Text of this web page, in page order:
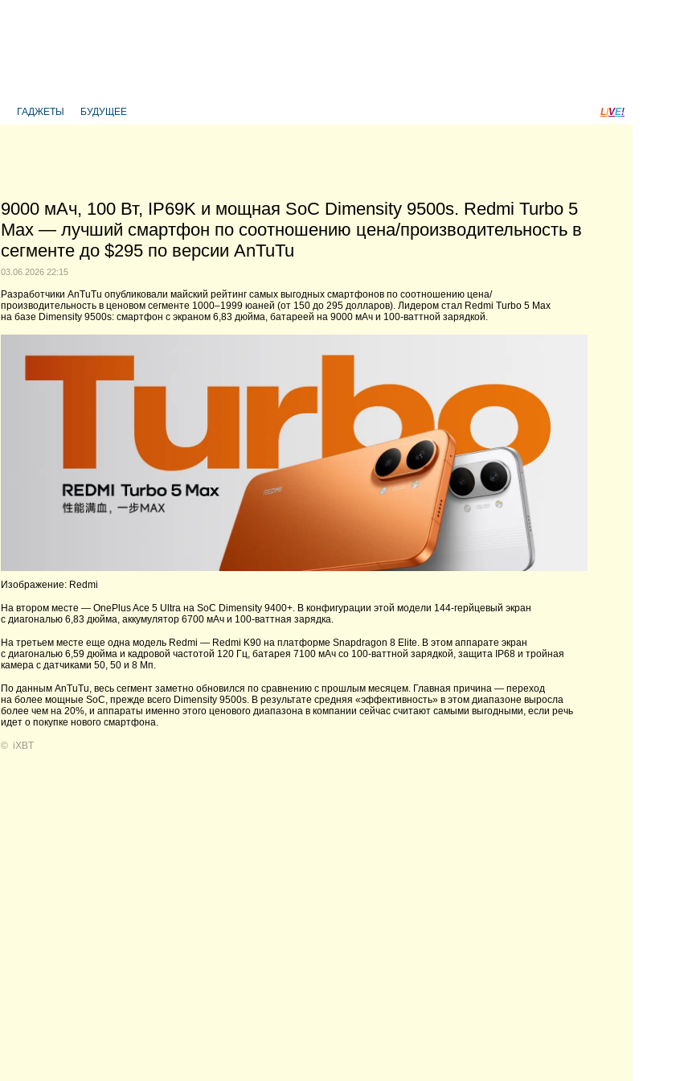
ГАДЖЕТЫ БУДУЩЕЕ LIVE!
9000 мАч, 100 Вт, IP69K и мощная SoC Dimensity 9500s. Redmi Turbo 5
Max — лучший смартфон по соотношению цена/производительность в
сегменте до $295 по версии AnTuTu
03.06.2026 22:15
Разработчики AnTuTu опубликовали майский рейтинг самых выгодных смартфонов по соотношению цена/
производительность в ценовом сегменте 1000–1999 юаней (от 150 до 295 долларов). Лидером стал Redmi Turbo 5 Max
на базе Dimensity 9500s: смартфон с экраном 6,83 дюйма, батареей на 9000 мАч и 100-ваттной зарядкой.
Изображение: Redmi
На втором месте — OnePlus Ace 5 Ultra на SoC Dimensity 9400+. В конфигурации этой модели 144-герйцевый экран
с диагональю 6,83 дюйма, аккумулятор 6700 мАч и 100-ваттная зарядка.
На третьем месте еще одна модель Redmi — Redmi K90 на платформе Snapdragon 8 Elite. В этом аппарате экран
с диагональю 6,59 дюйма и кадровой частотой 120 Гц, батарея 7100 мАч со 100-ваттной зарядкой, защита IP68 и тройная
камера с датчиками 50, 50 и 8 Мп.
По данным AnTuTu, весь сегмент заметно обновился по сравнению с прошлым месяцем. Главная причина — переход
на более мощные SoC, прежде всего Dimensity 9500s. В результате средняя «эффективность» в этом диапазоне выросла
более чем на 20%, и аппараты именно этого ценового диапазона в компании сейчас считают самыми выгодными, если речь
идет о покупке нового смартфона.
© iXBT